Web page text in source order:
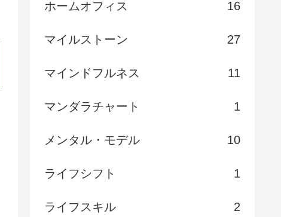
ホームオフィス 16
マイルストーン 27
マインドフルネス 11
マンダラチャート 1
メンタル・モデル 10
ライフシフト 1
ライフスキル 2